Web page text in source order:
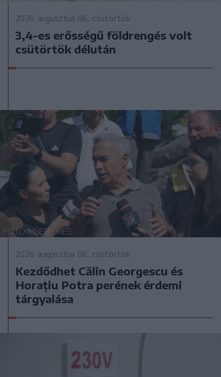
2026. augusztus 06., csütörtök
3,4-es erősségű földrengés volt
csütörtök délután
2026. augusztus 06., csütörtök
Kezdődhet Călin Georgescu és
Horațiu Potra perének érdemi
tárgyalása